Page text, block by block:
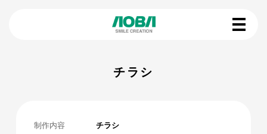
チラシ
制作内容
チラシ